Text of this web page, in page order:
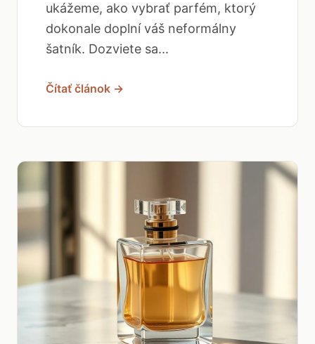
ukážeme, ako vybrať parfém, ktorý
dokonale doplní váš neformálny
šatník. Dozviete sa...
Čítať článok →